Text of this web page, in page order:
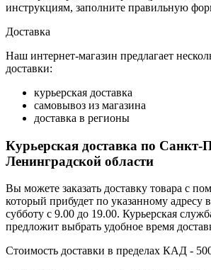
инструкциям, заполните правильную
Доставка
Наш интернет-магазин предлагает
доставки:
курьерская доставка
самовывоз из магазина
доставка в регионы
Курьерская доставка по Санкт-
Ленинградской области
Вы можете заказать доставку товара с
который прибудет по указанному адресу
субботу с 9.00 до 19.00. Курьерская
предложит выбрать удобное время
Стоимость доставки в пределах КАД -